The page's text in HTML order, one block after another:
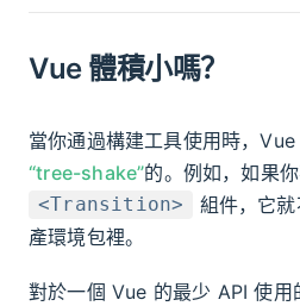
Vue 體積小嗎？
當你通過構建工具使用時，
“tree-shake”的。例如，如果
<Transition>
組件，它
產環境包裡。
對於一個 Vue 的最少 API 使